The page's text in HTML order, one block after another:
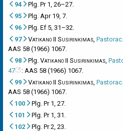
94
Plg. Pr 1, 26–27.
95
Plg. Apr 19, 7.
96
Plg. Ef 5, 31–32.
97
Vatikano II Susirinkimas,
AAS 58 (1966) 1067.
98
Plg. Vatikano II Susirinkimas,
47
: AAS 58 (1966) 1067.
99
Vatikano II Susirinkimas,
AAS 58 (1966) 1067.
100
Plg. Pr 1, 27.
101
Plg. Pr 1, 31.
102
Plg. Pr 2, 23.